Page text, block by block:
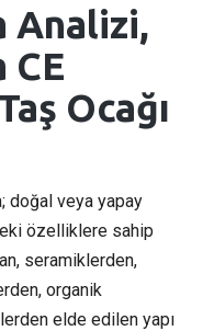
Analizi,
CE
Ocağı
doğal veya yapay
özelliklere sahip
seramiklerden,
organik
elde edilen yapı